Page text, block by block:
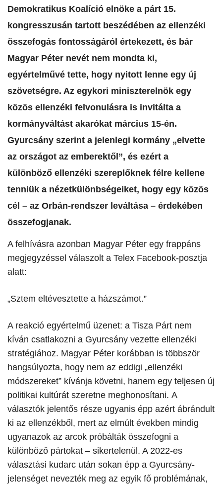
Demokratikus Koalíció elnöke a párt 15.
kongresszusán tartott beszédében az ellenzéki
összefogás fontosságáról értekezett, és bár
Magyar Péter nevét nem mondta ki,
egyértelművé tette, hogy nyitott lenne egy új
szövetségre. Az egykori miniszterelnök egy
közös ellenzéki felvonulásra is invitálta a
kormányváltást akarókat március 15-én.
Gyurcsány szerint a jelenlegi kormány „elvette
az országot az emberektől”, és ezért a
különböző ellenzéki szereplőknek félre kellene
tenniük a nézetkülönbségeiket, hogy egy közös
cél – az Orbán-rendszer leváltása – érdekében
összefogjanak.
A felhívásra azonban Magyar Péter egy frappáns
megjegyzéssel válaszolt a Telex Facebook-posztja
alatt:
„Sztem eltévesztette a házszámot.”
A reakció egyértelmű üzenet: a Tisza Párt nem
kíván csatlakozni a Gyurcsány vezette ellenzéki
stratégiához. Magyar Péter korábban is többször
hangsúlyozta, hogy nem az eddigi „ellenzéki
módszereket” kívánja követni, hanem egy teljesen új
politikai kultúrát szeretne meghonosítani. A
választók jelentős része ugyanis épp azért ábrándult
ki az ellenzékből, mert az elmúlt években mindig
ugyanazok az arcok próbálták összefogni a
különböző pártokat – sikertelenül. A 2022-es
választási kudarc után sokan épp a Gyurcsány-
jelenséget nevezték meg az egyik fő problémának,